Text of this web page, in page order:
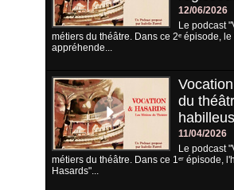
12/06/2026
Le podcast
métiers du théâtre. Dans ce 2ᵉ épisode,
appréhende...
du
11/04/2026
Le podcast
métiers du théâtre. Dans ce 1ᵉʳ épisode,
Hasards"...